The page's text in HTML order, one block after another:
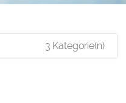
3 Kategorie(n)